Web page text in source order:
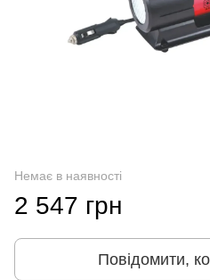
Немає в наявності
2 547 грн
Повідомити,